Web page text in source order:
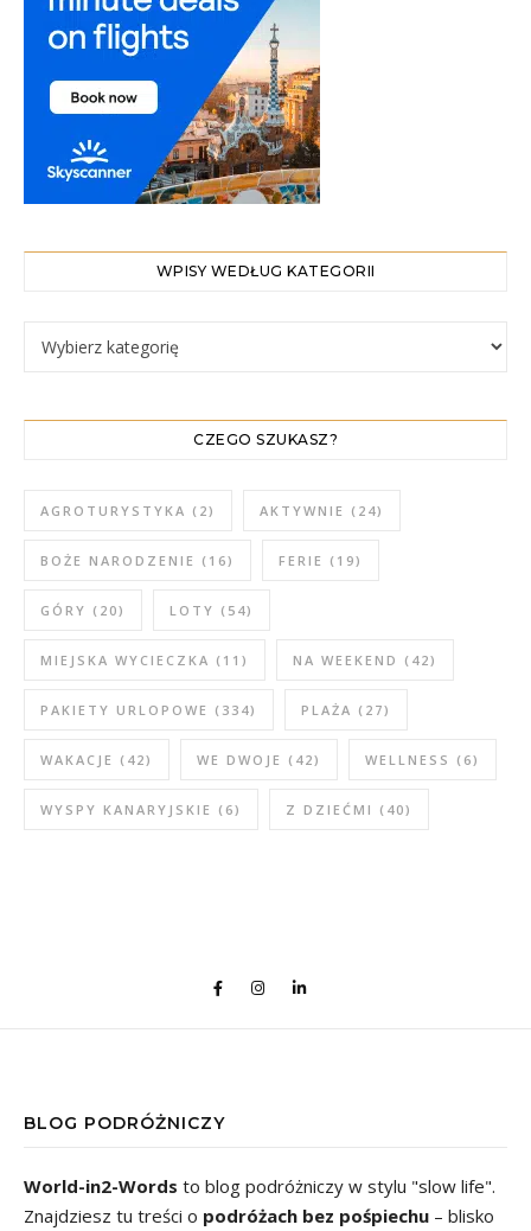
WPISY WEDŁUG KATEGORII
CZEGO SZUKASZ?
AGROTURYSTYKA (2) AKTYWNIE (24)
BOŻE NARODZENIE (16) FERIE (19)
GÓRY (20) LOTY (54)
MIEJSKA WYCIECZKA (11) NA WEEKEND (42)
PAKIETY URLOPOWE (334) PLAŻA (27)
WAKACJE (42) WE DWOJE (42) WELLNESS (6)
WYSPY KANARYJSKIE (6) Z DZIEĆMI (40)
BLOG PODRÓŻNICZY
World-in2-Words to blog podróżniczy w stylu "slow life".
Znajdziesz tu treści o podróżach bez pośpiechu – blisko